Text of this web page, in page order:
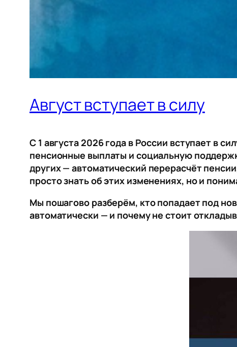
Август вступает в силу
С 1 августа 2026 года в России вступает в
пенсионные выплаты и социальную
других — автоматический перерасчёт
просто знать об этих изменениях, но и
Мы пошагово разберём, кто попадает под
автоматически — и почему не стоит